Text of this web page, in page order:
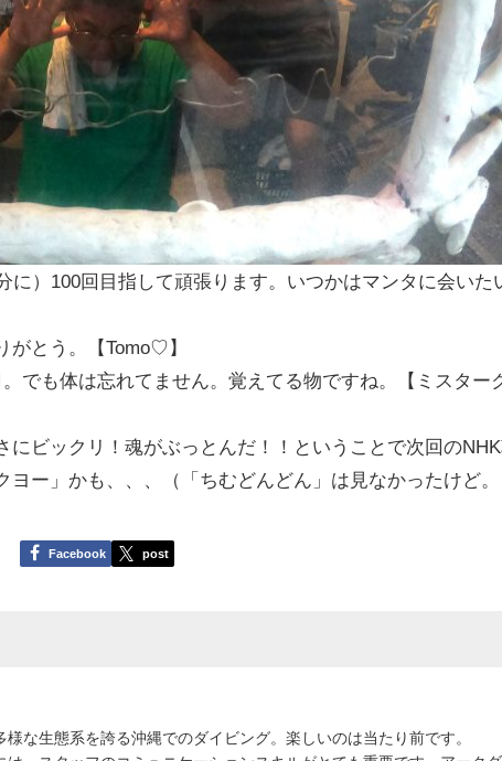
）100回目指して頑張ります。いつかはマンタに会いた
がとう。【Tomo♡】
でも体は忘れてません。覚えてる物ですね。【ミスター
にビックリ！魂がぶっとんだ！！ということで次回の
ヨー」かも、、、（「ちむどんどん」は見なかったけど。
Facebook post
な生態系を誇る沖縄でのダイビング。楽しいのは当たり前です。